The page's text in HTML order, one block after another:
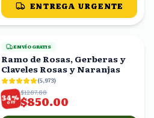
ENTREGA URGENTE
ENVÍO GRATIS
Ramo de Rosas, Gerberas y
Claveles Rosas y Naranjas
(5,973)
34%
OFF
$1287.88
$850.00